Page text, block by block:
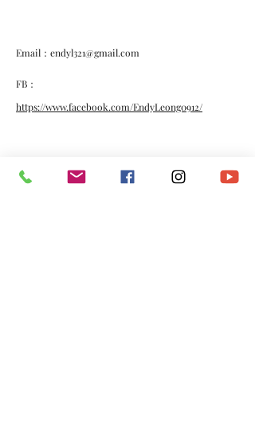
Email： endyl321@gmail.com
FB：
https://www.facebook.com/EndyLeong0912/